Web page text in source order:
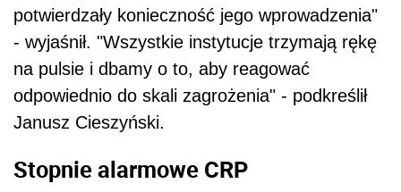
potwierdzały konieczność jego wprowadzenia"
- wyjaśnił. "Wszystkie instytucje trzymają rękę
na pulsie i dbamy o to, aby reagować
odpowiednio do skali zagrożenia" - podkreślił
Janusz Cieszyński.
Stopnie alarmowe CRP